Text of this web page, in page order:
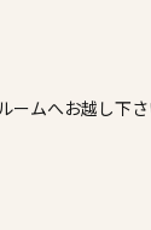
ームへお越し下